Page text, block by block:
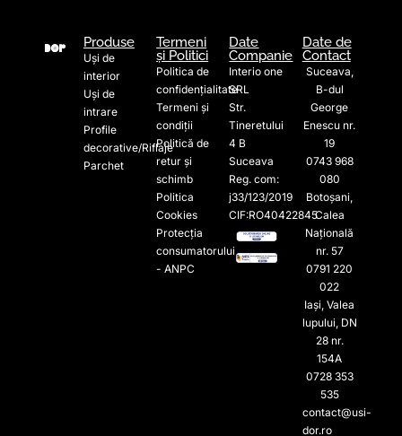
Produse
Uși de
interior
Uși de
intrare
Profile
decorative/Riflaje
Parchet
Termeni
și Politici
Politica de
confidențialitate
Termeni și
condiții
Politică de
retur și
schimb
Politica
Cookies
Protecția
consumatorului
- ANPC
Date
Companie
Interio one
SRL
Str.
Tineretului
4 B
Suceava
Reg. com:
j33/123/2019
CIF:RO40422845
Date de
Contact
Suceava,
B-dul
George
Enescu nr.
19
0743 968
080
Botoșani,
Calea
Națională
nr. 57
0791 220
022​
Iași, Valea
lupului, DN
28 nr.
154A
0728 353
535​
contact@usi-
dor.ro